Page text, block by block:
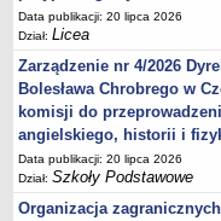
Data publikacji: 20 lipca 2026
Dział:Licea
Zarządzenie nr 4/2026
Bolesława Chrobrego w
komisji do
angielskiego, historii i
Data publikacji: 20 lipca 2026
Dział:Szkoły Podstawowe
Organizacja